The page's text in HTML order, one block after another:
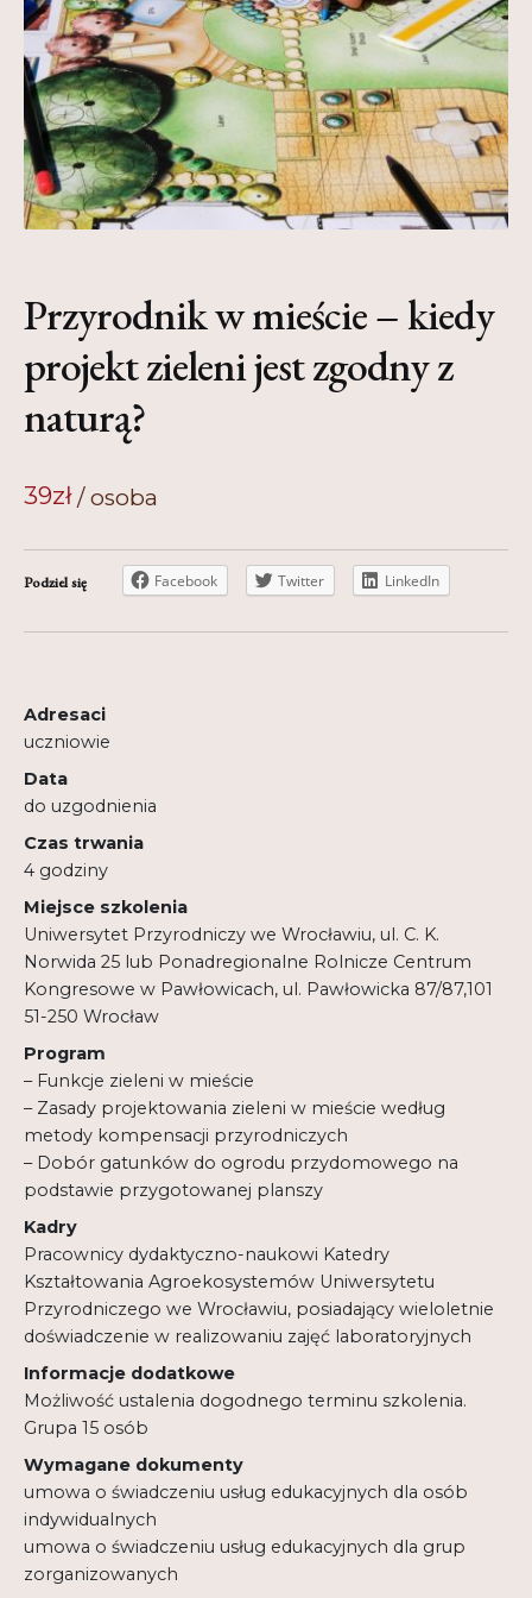
Kontakt
My Account
Nauka praktyce praktyka nauce
O nas
Projekt
Projekty
Realizacje
Realizacje
Regulamin
Tutor na UPWr
Mistrzowie dydaktyki
Mistrzowie dydaktyki 2
Przyrodnik w mieście – kiedy
projekt zieleni jest zgodny z
naturą?
39zł
Podziel się Facebook Twitter LinkedIn
Adresaci
uczniowie
Data
do uzgodnienia
Czas trwania
4 godziny
Miejsce szkolenia
Uniwersytet Przyrodniczy we Wrocławiu, ul. C. K.
Norwida 25 lub Ponadregionalne Rolnicze Centrum
Kongresowe w Pawłowicach, ul. Pawłowicka 87/87,101
51-250 Wrocław
Program
– Funkcje zieleni w mieście
– Zasady projektowania zieleni w mieście według
metody kompensacji przyrodniczych
– Dobór gatunków do ogrodu przydomowego na
podstawie przygotowanej planszy
Kadry
Pracownicy dydaktyczno-naukowi Katedry
Kształtowania Agroekosystemów Uniwersytetu
Przyrodniczego we Wrocławiu, posiadający wieloletnie
doświadczenie w realizowaniu zajęć laboratoryjnych
Informacje dodatkowe
Możliwość ustalenia dogodnego terminu szkolenia.
Grupa 15 osób
Wymagane dokumenty
umowa o świadczeniu usług edukacyjnych dla osób
indywidualnych
umowa o świadczeniu usług edukacyjnych dla grup
zorganizowanych